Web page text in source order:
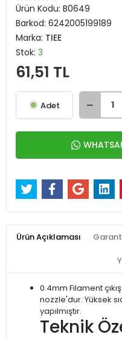
Ürün Kodu: B0649
Barkod: 6242005199189
Marka: TIEE
Stok: 3
61,51 TL
Adet
Ürün Açıklaması
0.4mm Filament
nozzle'dur. Yüksek
yapılmıştır.
Teknik